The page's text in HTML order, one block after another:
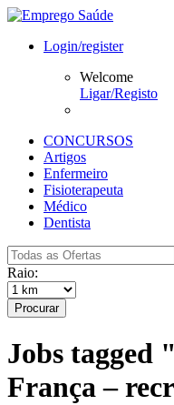
Login/register
Welcome
Ligar/Registo
CONCURSOS
Artigos
Enfermeiro
Fisioterapeuta
Médico
Dentista
Raio:
Procurar
Jobs tagged
França –